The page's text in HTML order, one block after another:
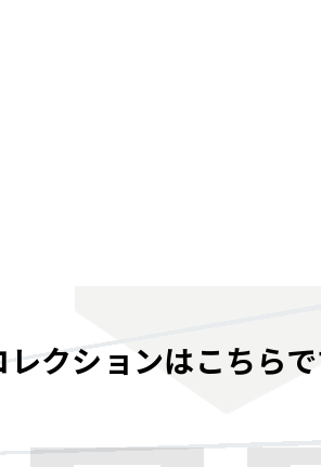
レクションはこちら